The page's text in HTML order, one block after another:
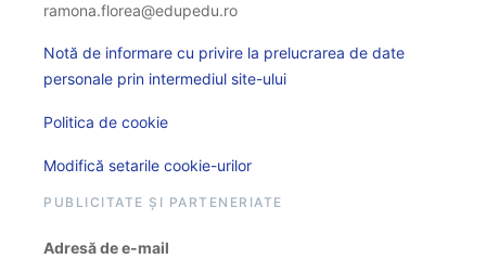
ramona.florea@edupedu.ro
Notă de informare cu privire la prelucrarea de date
personale prin intermediul site-ului
Politica de cookie
Modifică setarile cookie-urilor
PUBLICITATE ȘI PARTENERIATE
Adresă de e-mail